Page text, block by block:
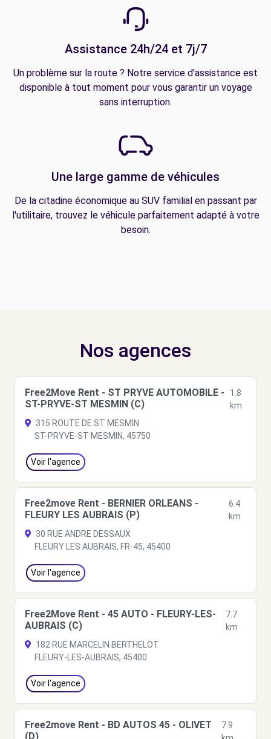
Assistance 24h/24 et 7j/7
Un problème sur la route ? Notre service d'assistance est
disponible à tout moment pour vous garantir un voyage
sans interruption.
Une large gamme de véhicules
De la citadine économique au SUV familial en passant par
l'utilitaire, trouvez le véhicule parfaitement adapté à votre
besoin.
Nos agences
Free2Move Rent - ST PRYVE AUTOMOBILE -
ST-PRYVE-ST MESMIN (C)
1.8
km
315 ROUTE DE ST MESMIN
ST-PRYVE-ST MESMIN, 45750
Voir l'agence
Free2move Rent - BERNIER ORLEANS -
FLEURY LES AUBRAIS (P)
6.4
km
30 RUE ANDRE DESSAUX
FLEURY LES AUBRAIS, FR-45, 45400
Voir l'agence
Free2Move Rent - 45 AUTO - FLEURY-LES-
AUBRAIS (C)
7.7
km
182 RUE MARCELIN BERTHELOT
FLEURY-LES-AUBRAIS, 45400
Voir l'agence
Free2move Rent - BD AUTOS 45 - OLIVET
(D)
7.9